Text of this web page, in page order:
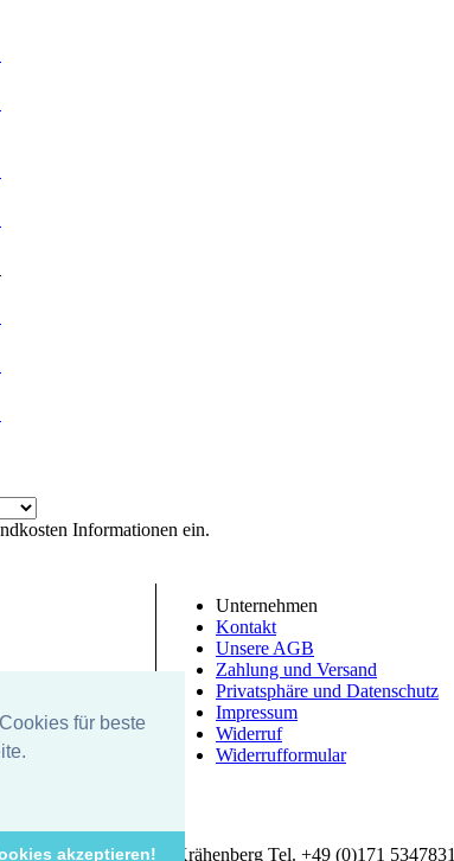
für beste
akzeptieren!
Informationen ein.
Unternehmen
Kontakt
Unsere AGB
Zahlung und Versand
Privatsphäre und Datenschutz
Impressum
Widerruf
Widerrufformular
Ringstrasse 8 66894 Krähenberg Tel. +49 (0)171 5347831